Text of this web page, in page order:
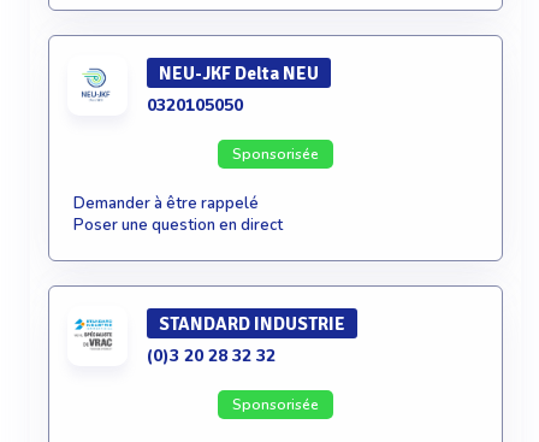
NEU-JKF Delta NEU
0320105050
Sponsorisée
Demander à être rappelé
Poser une question en direct
STANDARD INDUSTRIE
(0)3 20 28 32 32
Sponsorisée